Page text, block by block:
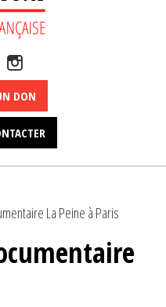
DON
La Peine à Paris